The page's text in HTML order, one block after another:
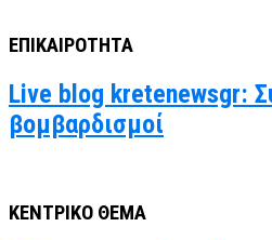
ΕΠΙΚΑΙΡΟΤΗΤΑ
Live blog kretenewsgr:
βομβαρδισμοί
ΚΕΝΤΡΙΚΟ ΘΕΜΑ